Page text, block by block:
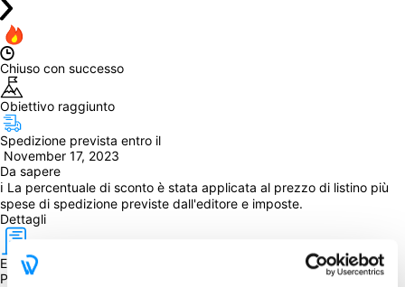
Chiuso con successo
Obiettivo raggiunto
Spedizione prevista entro il
November 17, 2023
Da sapere
ℹ La percentuale di sconto è stata applicata al prezzo di listino più
spese di spedizione previste dall'editore e imposte.
Dettagli
Editore
Pegasus Spiele